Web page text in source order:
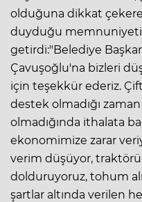
olduğuna dikkat
duyduğu memnuniyeti
getirdi:"Belediye
Çavuşoğlu'na bizleri
için teşekkür ederiz.
destek olmadığı
olmadığında ithalata
ekonomimize zarar
verim düşüyor,
dolduruyoruz, tohum
şartlar altında verilen